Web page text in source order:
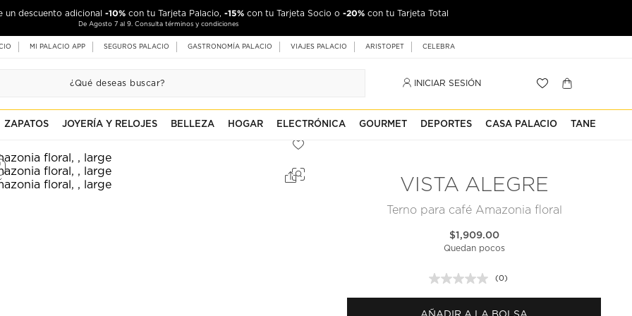
un descuento adicional -10% con tu Tarjeta Palacio, -15% con tu Tarjeta Socio o -20% con tu Tarjeta Total
De Agosto 7 al 9. Consulta términos y condiciones
MI PALACIO APP SEGUROS PALACIO GASTRONOMÍA PALACIO VIAJES PALACIO ARISTOPET CELEBRA
INICIAR SESIÓN
ZAPATOS JOYERÍA Y RELOJES BELLEZA HOGAR ELECTRÓNICA GOURMET DEPORTES CASA PALACIO TANE
VISTA ALEGRE
Terno para café Amazonia floral
$1,909.00
Quedan pocos
Sin
puntuación.
(0)